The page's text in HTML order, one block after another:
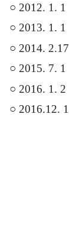
○ 2012. 1. 1
○ 2013. 1. 1
○ 2014. 2.17
○ 2015. 7. 1
○ 2016. 1. 2
○ 2016.12. 1